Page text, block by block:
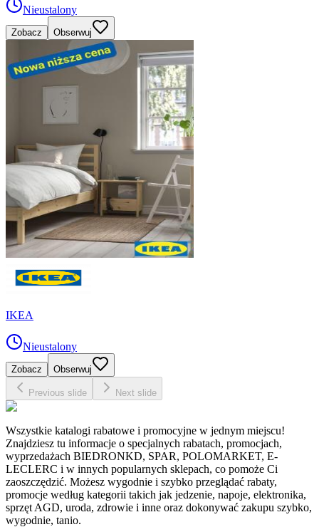
Nieustalony
Zobacz Obserwuj
IKEA
Nieustalony
Zobacz Obserwuj
Previous slide Next slide
Wszystkie katalogi rabatowe i promocyjne w jednym miejscu!
Znajdziesz tu informacje o specjalnych rabatach, promocjach,
wyprzedażach BIEDRONKD, SPAR, POLOMARKET, E-
LECLERC i w innych popularnych sklepach, co pomoże Ci
zaoszczędzić. Możesz wygodnie i szybko przeglądać rabaty,
promocje według kategorii takich jak jedzenie, napoje, elektronika,
sprzęt AGD, uroda, zdrowie i inne oraz dokonywać zakupu szybko,
wygodnie, tanio.